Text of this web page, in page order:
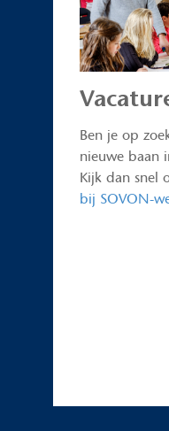
Ben je op
nieuwe baan
Kijk dan snel
bij SOVON-